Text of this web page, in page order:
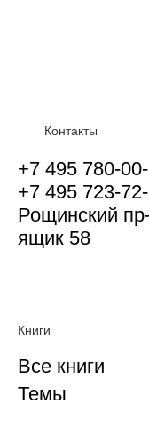
Контакты
+7 495 780-
+7 495 723-
Рощинский
ящик 58
Книги
Все книги
Темы